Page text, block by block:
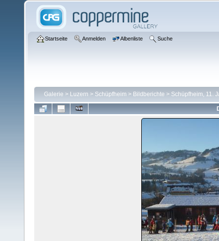
Startseite Anmelden Albenliste Suche
Galerie > Luzern > Schüpfheim > Bildberichte > Schüpfheim, 11.